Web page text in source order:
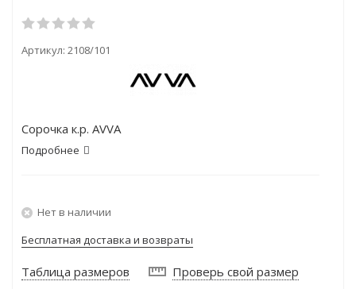
Артикул: 2108/101
Сорочка к.р. AVVA
Подробнее
Нет в наличии
Бесплатная доставка и возвраты
Таблица размеров Проверь свой размер